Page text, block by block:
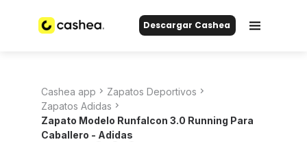
Descargar Cashea
Cashea app
Zapatos Deportivos
Zapatos Adidas
Zapato Modelo Runfalcon 3.0 Running Para
Caballero - Adidas